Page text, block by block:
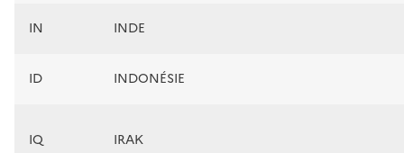
IN INDE
ID INDONÉSIE
IQ IRAK